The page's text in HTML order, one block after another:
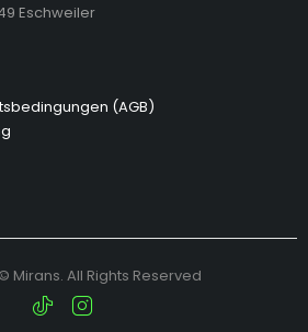
Eschweiler
(AGB)
Mirans. All Rights Reserved